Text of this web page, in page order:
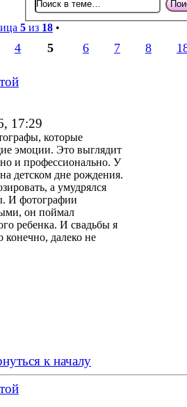
5 из 18 •
4 5 6 7 8
17:29
которые
эмоции. Это выглядит
и профессионально. У
детском дне рождения.
а умудрялся
И фотографии
он поймал
ребенка. И свадьбы я
конечно, далеко не
к началу